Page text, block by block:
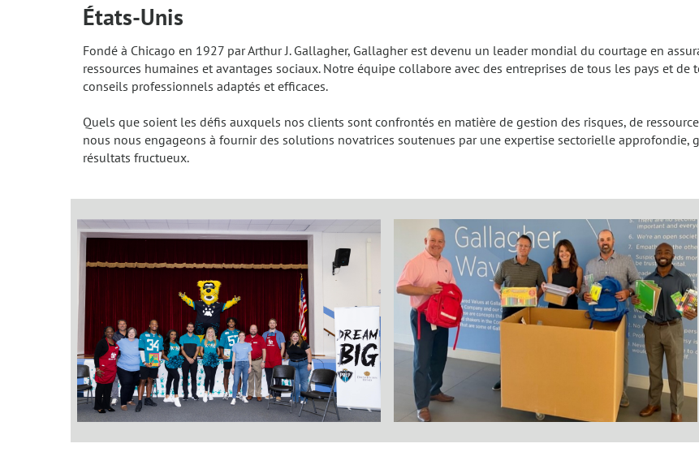
États-Unis
Fondé à Chicago en 1927 par Arthur J. Gallagher, Gallagher est devenu un leader mondial du courtage en
ressources humaines et avantages sociaux. Notre équipe collabore avec des entreprises de tous les pays et
conseils professionnels adaptés et efficaces.
Quels que soient les défis auxquels nos clients sont confrontés en matière de gestion des risques, de
nous nous engageons à fournir des solutions novatrices soutenues par une expertise sectorielle approfondie,
résultats fructueux.